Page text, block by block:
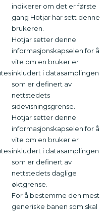
indikerer om det er første
gang Hotjar har sett denne
brukeren.
Hotjar setter denne
informasjonskapselen for å
vite om en bruker er
inkludert i datasamplingen
som er definert av
nettstedets
sidevisningsgrense.
Hotjar setter denne
informasjonskapselen for å
vite om en bruker er
inkludert i datasamplingen
som er definert av
nettstedets daglige
øktgrense.
For å bestemme den mest
generiske banen som skal